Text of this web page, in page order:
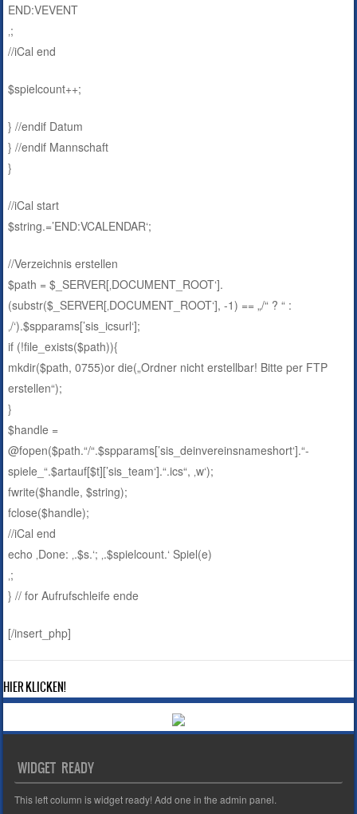
END:VEVENT
‚;
//iCal end
$spielcount++;
} //endif Datum
} //endif Mannschaft
}
//iCal start
$string.=’END:VCALENDAR‘;
//Verzeichnis erstellen
$path = $_SERVER[‚DOCUMENT_ROOT‘].
(substr($_SERVER[‚DOCUMENT_ROOT‘], -1) == „/“ ? “ :
‚/‘).$spparams[’sis_icsurl‘];
if (!file_exists($path)){
mkdir($path, 0755)or die(„Ordner nicht erstellbar! Bitte per FTP
erstellen“);
}
$handle =
@fopen($path.“/“.$spparams[’sis_deinvereinsnameshort‘].“-
spiele_“.$artauf[$t][’sis_team‘].“.ics“, ‚w‘);
fwrite($handle, $string);
fclose($handle);
//iCal end
echo ‚Done: ‚.$s.‘; ‚.$spielcount.‘ Spiel(e)
‚;
} // for Aufrufschleife ende
[/insert_php]
HIER KLICKEN!
WIDGET READY
This left column is widget ready! Add one in the admin panel.